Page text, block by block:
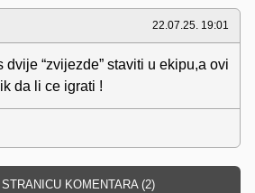
22.07.25. 19:01
dvije “zvijezde” staviti u ekipu,a ovi
da li ce igrati !
KOMENTARA (2)